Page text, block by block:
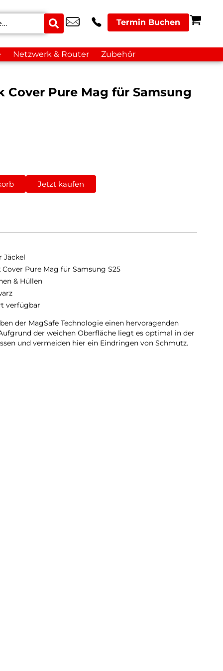
Termin Buchen
Netzwerk & Router Zubehör
Cover Pure Mag für Samsung
Jetzt kaufen
Jäckel
Cover Pure Mag für Samsung S25
& Hüllen
verfügbar
der MagSafe Technologie einen hervoragenden
der weichen Oberfläche liegt es optimal in der
und vermeiden hier ein Eindringen von Schmutz.